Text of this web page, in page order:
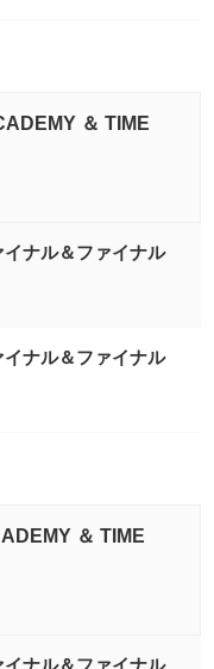
＆ TIME
ナル＆ファイナル
ナル＆ファイナル
＆ TIME
ナル＆ファイナル